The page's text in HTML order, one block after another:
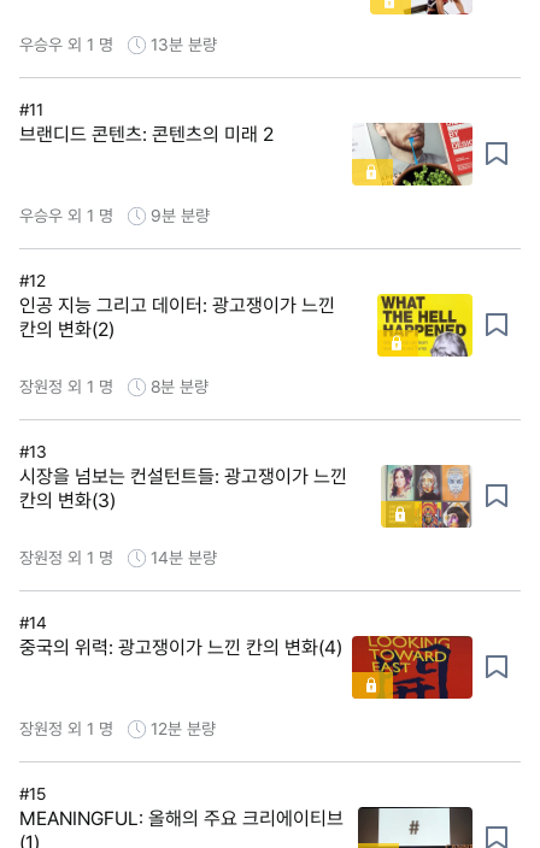
우승우 외 1 명 13분 분량
#11
브랜디드 콘텐츠: 콘텐츠의 미래 2
우승우 외 1 명 9분 분량
#12
인공 지능 그리고 데이터: 광고쟁이가 느낀
칸의 변화(2)
장원정 외 1 명 8분 분량
#13
시장을 넘보는 컨설턴트들: 광고쟁이가 느낀
칸의 변화(3)
장원정 외 1 명 14분 분량
#14
중국의 위력: 광고쟁이가 느낀 칸의 변화(4)
장원정 외 1 명 12분 분량
#15
MEANINGFUL: 올해의 주요 크리에이티브
(1)